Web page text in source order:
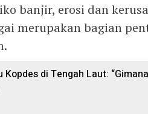
banjir, erosi dan
merupakan bagian
Kopdes di Tengah Laut: